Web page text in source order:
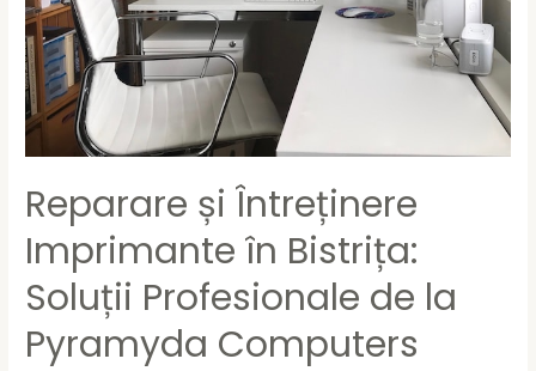
Reparare și Întreținere
Imprimante în Bistrița:
Soluții Profesionale de la
Pyramyda Computers